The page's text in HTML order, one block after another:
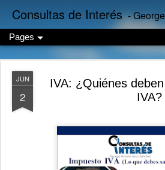
Consultas de Interés - George
Pages
JUN
2
IVA: ¿Quiénes
IVA?